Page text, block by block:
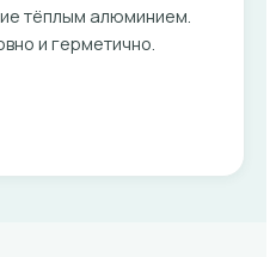
тёплым алюминием.
и герметично.